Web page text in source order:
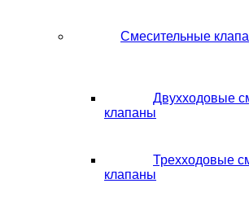
Смесительные
Двухходовые
клапаны
Трехходовые
клапаны